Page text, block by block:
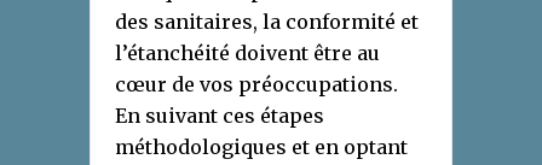
des sanitaires, la conformité et
l’étanchéité doivent être au
cœur de vos préoccupations.
En suivant ces étapes
méthodologiques et en optant